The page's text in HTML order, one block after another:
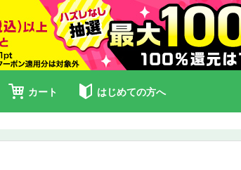
カート はじめての方へ